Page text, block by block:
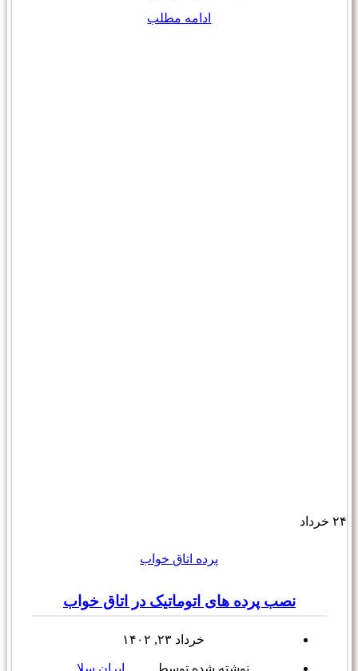
ادامه مطلب
۲۴ خرداد
پرده اتاق خواب
نصب پرده های اتوماتیک در اتاق خواب
خرداد ۲۳, ۱۴۰۲
نوشته شده توسط
ایران سلا